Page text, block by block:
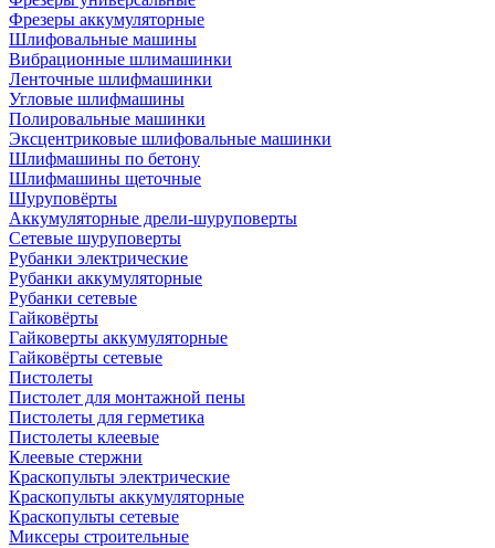
Фрезеры аккумуляторные
Шлифовальные машины
Вибрационные шлимашинки
Ленточные шлифмашинки
Угловые шлифмашины
Полировальные машинки
Эксцентриковые шлифовальные машинки
Шлифмашины по бетону
Шлифмашины щеточные
Шуруповёрты
Аккумуляторные дрели-шуруповерты
Сетевые шуруповерты
Рубанки электрические
Рубанки аккумуляторные
Рубанки сетевые
Гайковёрты
Гайковерты аккумуляторные
Гайковёрты сетевые
Пистолеты
Пистолет для монтажной пены
Пистолеты для герметика
Пистолеты клеевые
Клеевые стержни
Краскопульты электрические
Краскопульты аккумуляторные
Краскопульты сетевые
Миксеры строительные